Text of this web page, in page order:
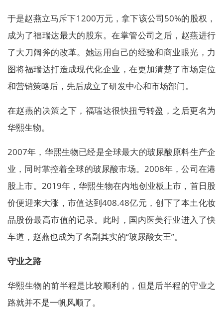
于是赵燕立马斥下1200万元，拿下该公司50%的股权，
成为了福瑞达最大的股东。在掌管公司之后，赵燕进行
了大刀阔斧的改革。她运用自己的经验和商业眼光，力
图将福瑞达打造成现代化企业，在更加清楚了市场定位
和营销策略后，先后成立了研发中心和市场部门。
在赵燕的决策之下，福瑞达很快扭亏转盈，之后更名为
华熙生物。
2007年，华熙生物已经是全球最大的玻尿酸原料生产企
业，同时掌控着全球的玻尿酸市场。2008年，公司在港
股上市。2019年，华熙生物在内地创业板上市，首日股
价便迎来大涨，市值达到408.48亿元，创下了本土化妆
品股份最高市值的记录。此时，国内医美行业进入了快
车道，赵燕也成为了名副其实的“玻尿酸女王”。
守业之路
华熙生物的前半程是比较顺利的，但是后半程的守业之
路就并不是一帆风顺了。